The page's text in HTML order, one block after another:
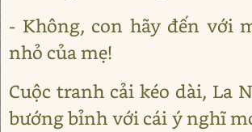
- Không, con hãy đến với
nhỏ của mẹ!
Cuộc tranh cải kéo dài, La
bướng bỉnh với cái ý nghĩ